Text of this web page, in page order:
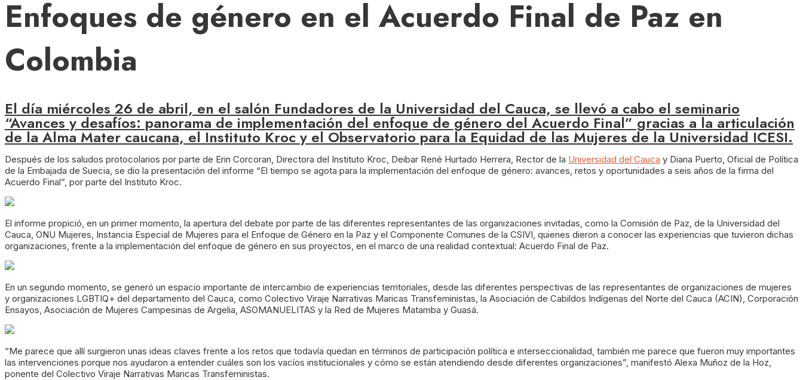
Enfoques de género en el Acuerdo Final de Paz en
Colombia
El día miércoles 26 de abril, en el salón Fundadores de la Universidad del Cauca, se llevó a cabo el seminario
“Avances y desafíos: panorama de implementación del enfoque de género del Acuerdo Final” gracias a la articulación
de la Alma Mater caucana, el Instituto Kroc y el Observatorio para la Equidad de las Mujeres de la Universidad ICESI.
Después de los saludos protocolarios por parte de Erin Corcoran, Directora del Instituto Kroc, Deibar René Hurtado Herrera, Rector de la Universidad del Cauca y Diana Puerto, Oficial de Política
de la Embajada de Suecia, se dio la presentación del informe “El tiempo se agota para la implementación del enfoque de género: avances, retos y oportunidades a seis años de la firma del
Acuerdo Final”, por parte del Instituto Kroc.
El informe propició, en un primer momento, la apertura del debate por parte de las diferentes representantes de las organizaciones invitadas, como la Comisión de Paz, de la Universidad del
Cauca, ONU Mujeres, Instancia Especial de Mujeres para el Enfoque de Género en la Paz y el Componente Comunes de la CSIVI, quienes dieron a conocer las experiencias que tuvieron dichas
organizaciones, frente a la implementación del enfoque de género en sus proyectos, en el marco de una realidad contextual: Acuerdo Final de Paz.
En un segundo momento, se generó un espacio importante de intercambio de experiencias territoriales, desde las diferentes perspectivas de las representantes de organizaciones de mujeres
y organizaciones LGBTIQ+ del departamento del Cauca, como Colectivo Viraje Narrativas Maricas Transfeministas, la Asociación de Cabildos Indígenas del Norte del Cauca (ACIN), Corporación
Ensayos, Asociación de Mujeres Campesinas de Argelia, ASOMANUELITAS y la Red de Mujeres Matamba y Guasá.
“Me parece que allí surgieron unas ideas claves frente a los retos que todavía quedan en términos de participación política e interseccionalidad, también me parece que fueron muy importantes
las intervenciones porque nos ayudaron a entender cuáles son los vacíos institucionales y cómo se están atendiendo desde diferentes organizaciones”, manifestó Alexa Muñoz de la Hoz,
ponente del Colectivo Viraje Narrativas Maricas Transfeministas.